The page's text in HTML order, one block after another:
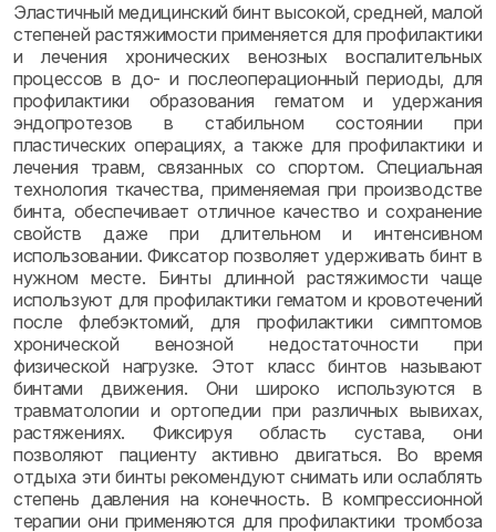
Эластичный медицинский бинт высокой, средней, малой
степеней растяжимости применяется для профилактики
и лечения хронических венозных воспалительных
процессов в до- и послеоперационный периоды, для
профилактики образования гематом и удержания
эндопротезов в стабильном состоянии при
пластических операциях, а также для профилактики и
лечения травм, связанных со спортом. Специальная
технология ткачества, применяемая при производстве
бинта, обеспечивает отличное качество и сохранение
свойств даже при длительном и интенсивном
использовании. Фиксатор позволяет удерживать бинт в
нужном месте. Бинты длинной растяжимости чаще
используют для профилактики гематом и кровотечений
после флебэктомий, для профилактики симптомов
хронической венозной недостаточности при
физической нагрузке. Этот класс бинтов называют
бинтами движения. Они широко используются в
травматологии и ортопедии при различных вывихах,
растяжениях. Фиксируя область сустава, они
позволяют пациенту активно двигаться. Во время
отдыха эти бинты рекомендуют снимать или ослаблять
степень давления на конечность. В компрессионной
терапии они применяются для профилактики тромбоза